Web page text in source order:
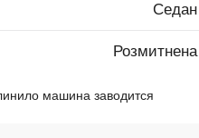
Седан
Розмитнена
машина заводится